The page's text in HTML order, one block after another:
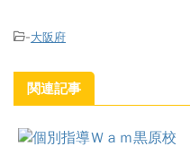
-大阪府
関連記事